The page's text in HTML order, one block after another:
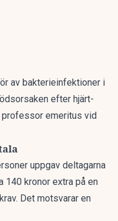
av bakterieinfektioner i
efter hjärt-
professor emeritus vid
uppgav deltagarna
140 kronor extra på en
Det motsvarar en